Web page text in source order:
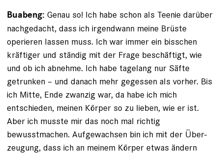
Buabeng: Genau so! Ich habe schon als Teenie darüber
nachgedacht, dass ich irgendwann meine Brüste
operieren lassen muss. Ich war immer ein bisschen
kräftiger und ständig mit der Frage beschäftigt, wie
und ob ich ab­nehme. Ich habe tagelang nur Säfte
getrunken – und danach mehr gegessen als vorher. Bis
ich Mitte, Ende zwanzig war, da ­habe ich mich
entschieden, meinen Körper so zu lieben, wie er ist.
Aber ich musste mir das noch mal richtig
bewusstmachen. Aufgewachsen bin ich mit der Über­
zeugung, dass ich an meinem Körper etwas ändern